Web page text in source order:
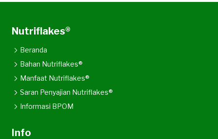
Nutriflakes®
Beranda
Bahan Nutriflakes®
Manfaat Nutriflakes®
Saran Penyajian Nutriflakes®
Informasi BPOM
Info